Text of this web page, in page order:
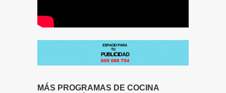
MÁS PROGRAMAS DE COCINA